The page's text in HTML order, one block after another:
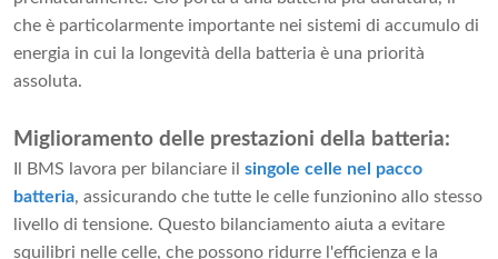
che è particolarmente importante nei sistemi di accumulo di
energia in cui la longevità della batteria è una priorità
assoluta.
Miglioramento delle prestazioni della batteria:
Il BMS lavora per bilanciare il singole celle nel pacco
batteria, assicurando che tutte le celle funzionino allo stesso
livello di tensione. Questo bilanciamento aiuta a evitare
squilibri nelle celle, che possono ridurre l'efficienza e la